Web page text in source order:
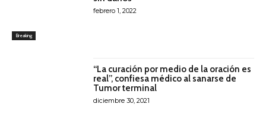
Breaking
febrero 1, 2022
“La curación por medio de la oración es
real”, confiesa médico al sanarse de
Tumor terminal
diciembre 30, 2021